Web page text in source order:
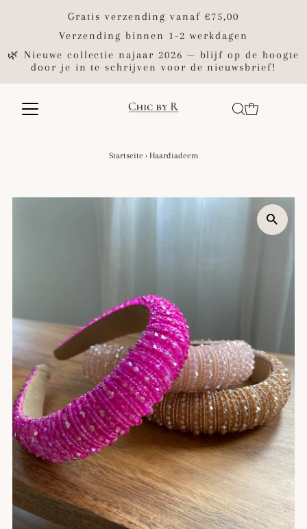
Gratis verzending vanaf €75,00
Verzending binnen 1-2 werkdagen
🌿 Nieuwe collectie najaar 2026 — blijf op de hoogte
door je in te schrijven voor de nieuwsbrief!
Startseite › Haardiadeem